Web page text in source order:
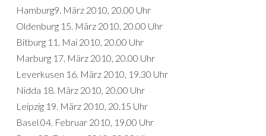
Hamburg9. März 2010, 20.00 Uhr
Oldenburg 15. März 2010, 20.00 Uhr
Bitburg 11. Mai 2010, 20.00 Uhr
Marburg 17. März 2010, 20.00 Uhr
Leverkusen 16. März 2010, 19.30 Uhr
Nidda 18. März 2010, 20.00 Uhr
Leipzig 19. März 2010, 20.15 Uhr
Basel 04. Februar 2010, 19.00 Uhr